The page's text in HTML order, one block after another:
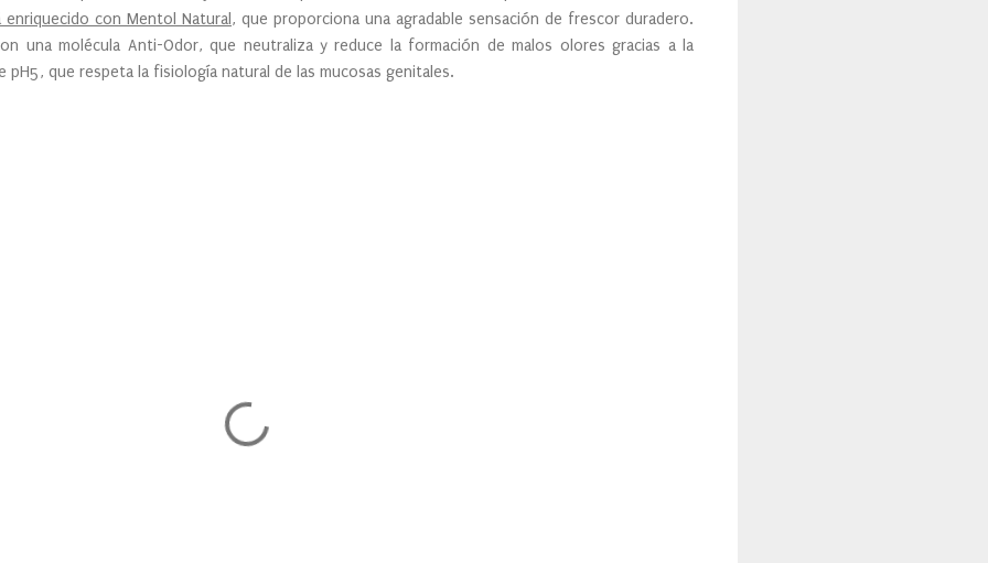
enriquecido con Mentol Natural , que proporciona una agradable sensación de frescor duradero.
una molécula Anti-Odor, que neutraliza y reduce la formación de malos olores gracias a la
pH5, que respeta la fisiología natural de las mucosas genitales.